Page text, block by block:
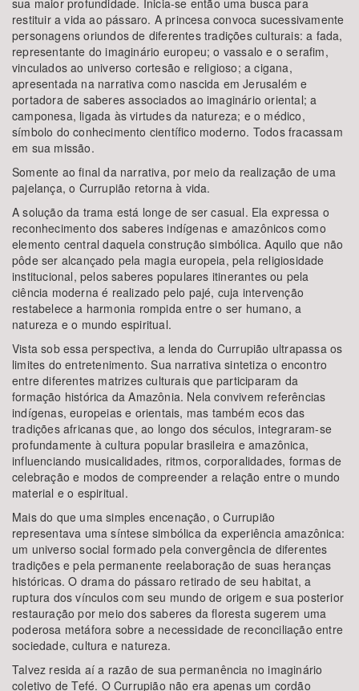
sua maior profundidade. Inicia-se então uma busca para
restituir a vida ao pássaro. A princesa convoca sucessivamente
personagens oriundos de diferentes tradições culturais: a fada,
representante do imaginário europeu; o vassalo e o serafim,
vinculados ao universo cortesão e religioso; a cigana,
apresentada na narrativa como nascida em Jerusalém e
portadora de saberes associados ao imaginário oriental; a
camponesa, ligada às virtudes da natureza; e o médico,
símbolo do conhecimento científico moderno. Todos fracassam
em sua missão.
Somente ao final da narrativa, por meio da realização de uma
pajelança, o Currupião retorna à vida.
A solução da trama está longe de ser casual. Ela expressa o
reconhecimento dos saberes indígenas e amazônicos como
elemento central daquela construção simbólica. Aquilo que não
pôde ser alcançado pela magia europeia, pela religiosidade
institucional, pelos saberes populares itinerantes ou pela
ciência moderna é realizado pelo pajé, cuja intervenção
restabelece a harmonia rompida entre o ser humano, a
natureza e o mundo espiritual.
Vista sob essa perspectiva, a lenda do Currupião ultrapassa os
limites do entretenimento. Sua narrativa sintetiza o encontro
entre diferentes matrizes culturais que participaram da
formação histórica da Amazônia. Nela convivem referências
indígenas, europeias e orientais, mas também ecos das
tradições africanas que, ao longo dos séculos, integraram-se
profundamente à cultura popular brasileira e amazônica,
influenciando musicalidades, ritmos, corporalidades, formas de
celebração e modos de compreender a relação entre o mundo
material e o espiritual.
Mais do que uma simples encenação, o Currupião
representava uma síntese simbólica da experiência amazônica:
um universo social formado pela convergência de diferentes
tradições e pela permanente reelaboração de suas heranças
históricas. O drama do pássaro retirado de seu habitat, a
ruptura dos vínculos com seu mundo de origem e sua posterior
restauração por meio dos saberes da floresta sugerem uma
poderosa metáfora sobre a necessidade de reconciliação entre
sociedade, cultura e natureza.
Talvez resida aí a razão de sua permanência no imaginário
coletivo de Tefé. O Currupião não era apenas um cordão